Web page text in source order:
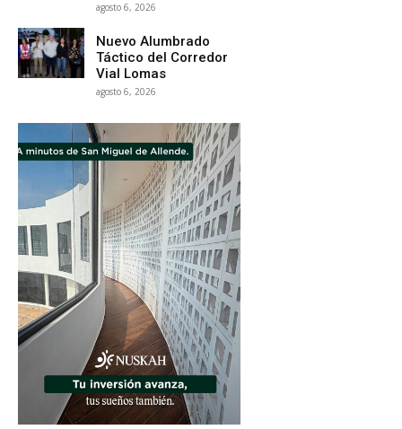
agosto 6, 2026
Nuevo Alumbrado
Táctico del Corredor
Vial Lomas
agosto 6, 2026